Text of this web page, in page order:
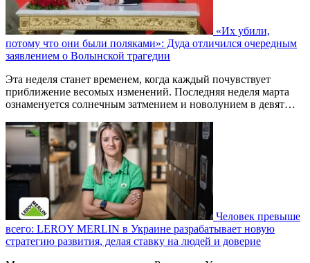
«Их убили,
потому что они были поляками»: Дуда отличился очередным
заявлением о Волынской трагедии
Эта неделя станет временем, когда каждый почувствует
приближение весомых изменений. Последняя неделя марта
ознаменуется солнечным затмением и новолунием в девят…
Человек превыше
всего: LEROY MERLIN в Украине разрабатывает новую
стратегию развития, делая ставку на людей и доверие